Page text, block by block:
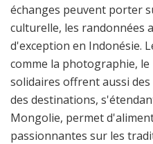
échanges peuvent porter
culturelle, les randonnées
d'exception en Indonésie.
comme la photographie,
solidaires offrent aussi
des destinations,
Mongolie, permet
passionnantes sur les